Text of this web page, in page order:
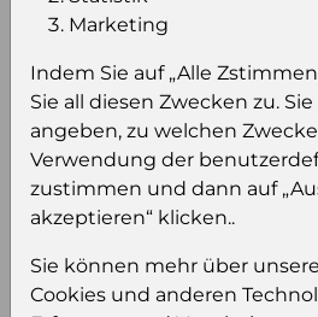
Einloggen um
sehen
Sie müssen eingeloggt
sehen und/oder dieses
Einloggen
Marketing
Indem Sie auf „Alle
Sie all diesen Zwecken zu.
angeben, zu welchen
Verwendung der
zustimmen und dann auf
akzeptieren“ klicken..
Sie können mehr über
Cookies und anderen